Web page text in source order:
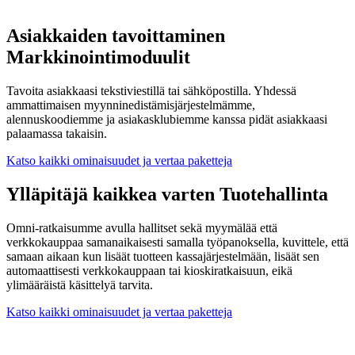
Asiakkaiden tavoittaminen
Markkinointimoduulit
Tavoita asiakkaasi tekstiviestillä tai sähköpostilla. Yhdessä
ammattimaisen myynninedistämisjärjestelmämme,
alennuskoodiemme ja asiakasklubiemme kanssa pidät asiakkaasi
palaamassa takaisin.
Katso kaikki ominaisuudet ja vertaa paketteja
Ylläpitäjä kaikkea varten Tuotehallinta
Omni-ratkaisumme avulla hallitset sekä myymälää että
verkkokauppaa samanaikaisesti samalla työpanoksella, kuvittele, että
samaan aikaan kun lisäät tuotteen kassajärjestelmään, lisäät sen
automaattisesti verkkokauppaan tai kioskiratkaisuun, eikä
ylimääräistä käsittelyä tarvita.
Katso kaikki ominaisuudet ja vertaa paketteja